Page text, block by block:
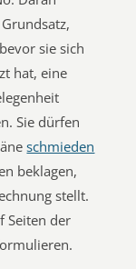
sie sich
hat, eine
Sie dürfen
schmieden
beklagen,
stellt.
Seiten der